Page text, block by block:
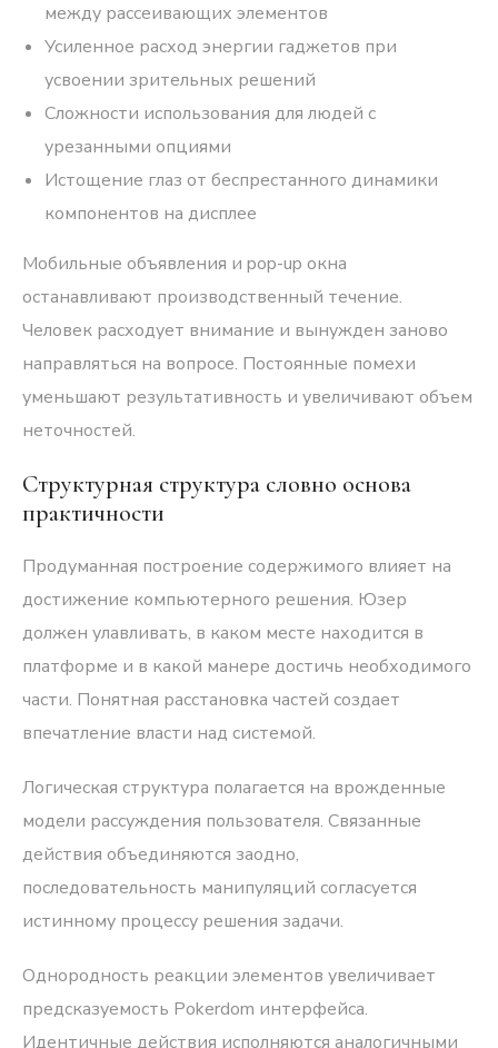
между рассеивающих элементов
Усиленное расход энергии гаджетов при
усвоении зрительных решений
Сложности использования для людей с
урезанными опциями
Истощение глаз от беспрестанного динамики
компонентов на дисплее
Мобильные объявления и pop-up окна
останавливают производственный течение.
Человек расходует внимание и вынужден заново
направляться на вопросе. Постоянные помехи
уменьшают результативность и увеличивают объем
неточностей.
Структурная структура словно основа
практичности
Продуманная построение содержимого влияет на
достижение компьютерного решения. Юзер
должен улавливать, в каком месте находится в
платформе и в какой манере достичь необходимого
части. Понятная расстановка частей создает
впечатление власти над системой.
Логическая структура полагается на врожденные
модели рассуждения пользователя. Связанные
действия объединяются заодно,
последовательность манипуляций согласуется
истинному процессу решения задачи.
Однородность реакции элементов увеличивает
предсказуемость Pokerdom интерфейса.
Идентичные действия исполняются аналогичными